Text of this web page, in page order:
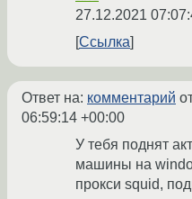
27.12.2021
Ссылка
Ответ на: комментарий
06:59:14 +00:00
У тебя поднят
машины на
прокси squid,